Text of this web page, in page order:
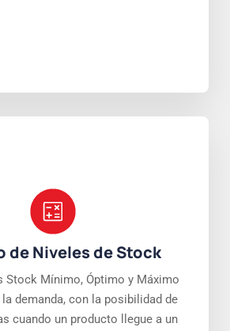
de Niveles de Stock
Stock Mínimo, Óptimo y Máximo
demanda, con la posibilidad de
cuando un producto llegue a un